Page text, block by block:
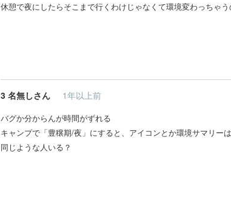
休憩で夜にしたらそこまで行くわけじゃなくて環境変わっちゃ
3 名無しさん 1年以上前
バグか分からんが時間がずれる
キャンプで「豊穣期/夜」にすると、アイコンとか環境サマリー
同じような人いる？